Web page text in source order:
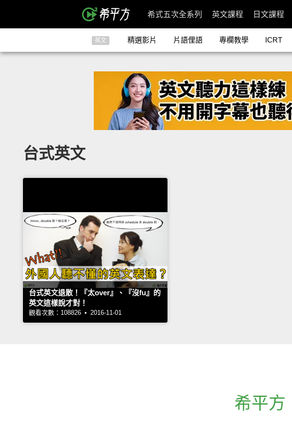
希式五次全系列 英文課程 日文課程
英文 精選影片 片語俚語 專欄教學 ICRT
台式英文
台式英文退散！『太over』、『沒fu』的
英文這樣說才對！
觀看次數：108826 • 2016-11-01
希平方